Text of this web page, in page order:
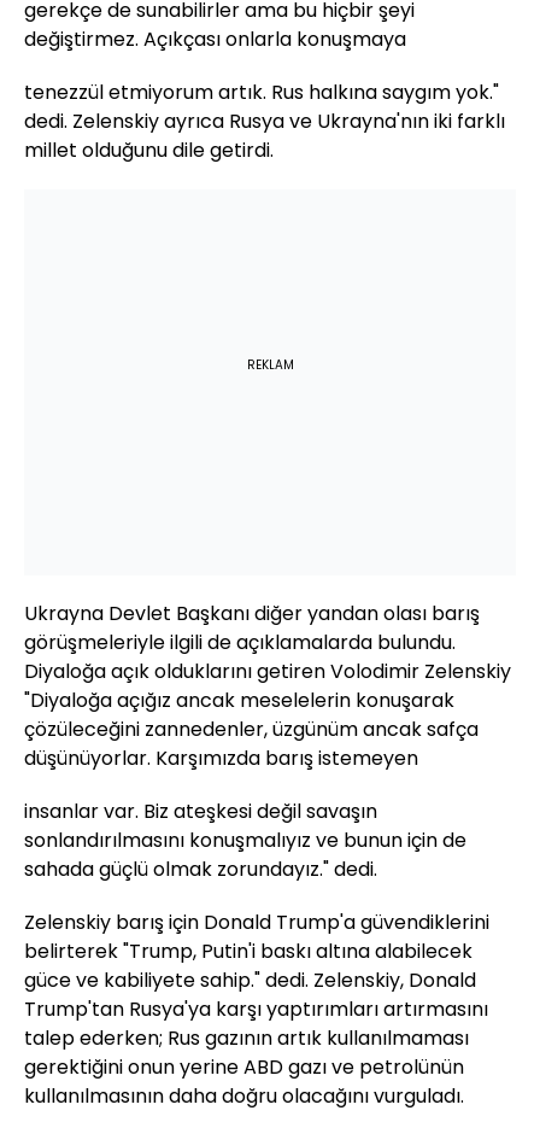
gerekçe de sunabilirler ama bu hiçbir şeyi
değiştirmez. Açıkçası onlarla konuşmaya
tenezzül etmiyorum artık. Rus halkına saygım yok."
dedi. Zelenskiy ayrıca Rusya ve Ukrayna'nın iki farklı
millet olduğunu dile getirdi.
REKLAM
Ukrayna Devlet Başkanı diğer yandan olası barış
görüşmeleriyle ilgili de açıklamalarda bulundu.
Diyaloğa açık olduklarını getiren Volodimir Zelenskiy
"Diyaloğa açığız ancak meselelerin konuşarak
çözüleceğini zannedenler, üzgünüm ancak safça
düşünüyorlar. Karşımızda barış istemeyen
insanlar var. Biz ateşkesi değil savaşın
sonlandırılmasını konuşmalıyız ve bunun için de
sahada güçlü olmak zorundayız." dedi.
Zelenskiy barış için Donald Trump'a güvendiklerini
belirterek "Trump, Putin'i baskı altına alabilecek
güce ve kabiliyete sahip." dedi. Zelenskiy, Donald
Trump'tan Rusya'ya karşı yaptırımları artırmasını
talep ederken; Rus gazının artık kullanılmaması
gerektiğini onun yerine ABD gazı ve petrolünün
kullanılmasının daha doğru olacağını vurguladı.